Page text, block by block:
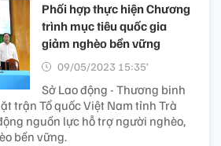
Phối hợp thực hiện Chương
trình mục tiêu quốc gia
giảm nghèo bền vững
09/05/2023 15:35’
Sở Lao động - Thương binh
trận Tổ quốc Việt Nam tỉnh Trà
nguồn lực hỗ trợ người nghèo,
bền vững.